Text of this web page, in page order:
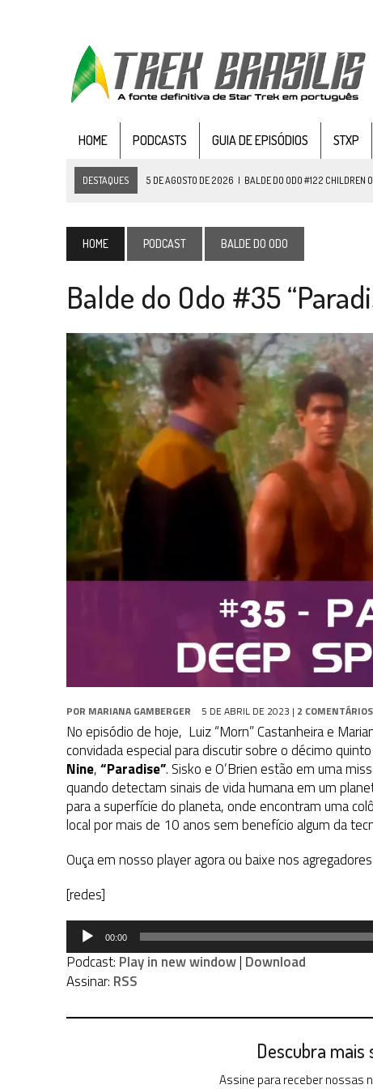
HOME PODCASTS GUIA DE EPISÓDIOS STXP
DESTAQUES 5 DE AGOSTO DE 2026 | BALDE DO ODO #122 CHILDREN
3 DE AGOSTO DE 2026 | PARAMOUNT E CBS DERRUBAM NOVO VÍDEO DO
2 DE AGOSTO DE 2026 TB AO VIVO | STAR TREK: STRANGE NEW WORLDS
31 DE JULHO DE 2026 | GRANDES JORNADAS | QUATRO EPISÓDIOS DE
31 DE JULHO DE 2026 BOX DELUXE DO ANO 5 DA COLEÇÃO TREK
31 DE JULHO DE 2026 | SNW 4×02: THE GRIFFIN INCIDENT
6 DE AGOSTO DE 2026 AVALIE E COMENTE SNW 4×03: HUMAN BEST
HOME PODCAST BALDE DO ODO
Balde do Odo #35
POR MARIANA GAMBERGER 5 DE ABRIL DE 2023 | 2 COMENTÁRIOS
No episódio de hoje, Luiz “Morn” Castanheira e
convidada especial para discutir sobre o décimo
Nine,“Paradise”. Sisko e O’Brien estão em uma
quando detectam sinais de vida humana em um
para a superfície do planeta, onde encontram uma
local por mais de 10 anos sem benefício algum da
Ouça em nosso player agora ou baixe nos
[redes]
Tocador
áudio
00:00
Podcast: Play in new window| Download
Assinar: RSS
Descubra mais
Assine para receber nossas